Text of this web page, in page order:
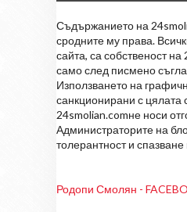
Съдържанието на
сродните му права.
сайта, са собственост
само след писмено
Използването на
санкционирани с цялата
24smolian.comне носи
Администраторите на
толерантност и
Родопи Смолян -